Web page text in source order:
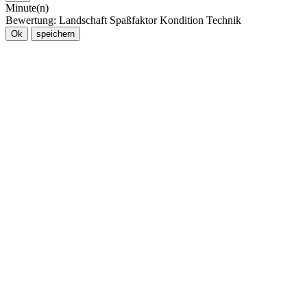
Minute(n)
Bewertung: Landschaft Spaßfaktor Kondition Technik
Ok speichern